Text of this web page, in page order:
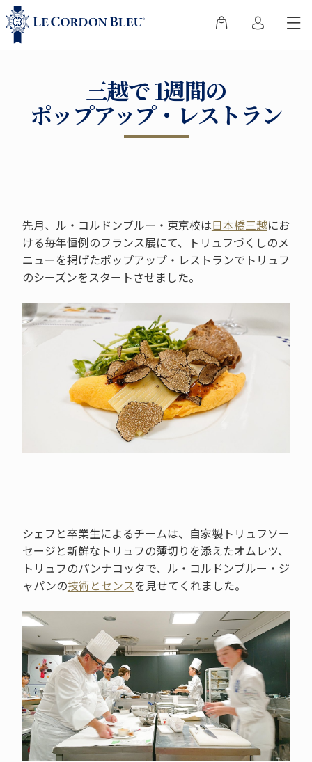
三越で 1週間の
ポップアップ・レストラン
先月、ル・コルドンブルー・東京校は日本橋三越にお
ける毎年恒例のフランス展にて、トリュフづくしのメ
ニューを掲げたポップアップ・レストランでトリュフ
のシーズンをスタートさせました。
シェフと卒業生によるチームは、自家製トリュフソー
セージと新鮮なトリュフの薄切りを添えたオムレツ、
トリュフのパンナコッタで、ル・コルドンブルー・ジ
ャパンの技術とセンスを見せてくれました。